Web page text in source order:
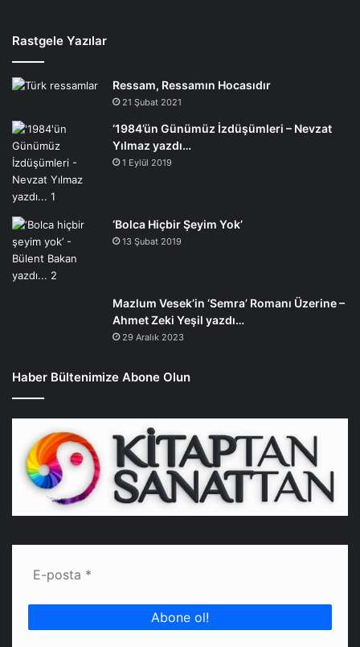
Rastgele Yazılar
Ressam, Ressamın Hocasıdır
21 Şubat 2021
‘1984’ün Günümüz İzdüşümleri – Nevzat
Yılmaz yazdı…
1 Eylül 2019
‘Bolca Hiçbir Şeyim Yok’
13 Şubat 2019
Mazlum Vesek’in ‘Semra’ Romanı Üzerine –
Ahmet Zeki Yeşil yazdı…
29 Aralık 2023
Haber Bültenimize Abone Olun